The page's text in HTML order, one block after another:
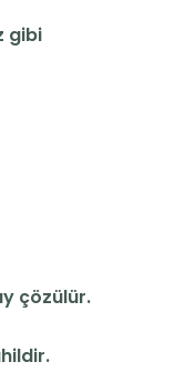
gibi
çözülür.